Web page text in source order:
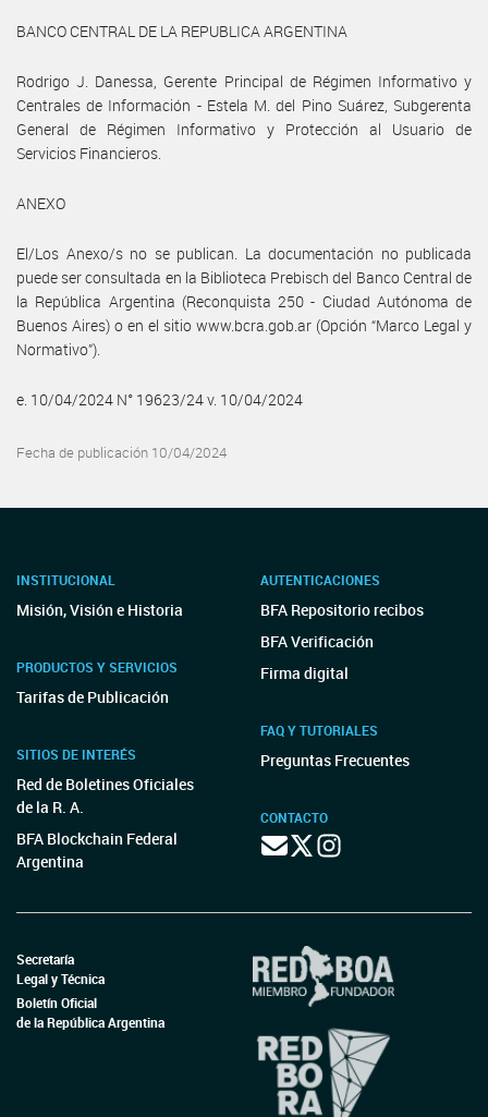
BANCO CENTRAL DE LA REPUBLICA ARGENTINA
Rodrigo J. Danessa, Gerente Principal de Régimen Informativo y
Centrales de Información - Estela M. del Pino Suárez, Subgerenta
General de Régimen Informativo y Protección al Usuario de
Servicios Financieros.
ANEXO
El/Los Anexo/s no se publican. La documentación no publicada
puede ser consultada en la Biblioteca Prebisch del Banco Central de
la República Argentina (Reconquista 250 - Ciudad Autónoma de
Buenos Aires) o en el sitio www.bcra.gob.ar (Opción “Marco Legal y
Normativo”).
e. 10/04/2024 N° 19623/24 v. 10/04/2024
Fecha de publicación 10/04/2024
INSTITUCIONAL
Misión, Visión e Historia
PRODUCTOS Y SERVICIOS
Tarifas de Publicación
SITIOS DE INTERÉS
Red de Boletines Oficiales
de la R. A.
BFA Blockchain Federal
Argentina
AUTENTICACIONES
BFA Repositorio recibos
BFA Verificación
Firma digital
FAQ Y TUTORIALES
Preguntas Frecuentes
CONTACTO
Secretaría
Legal y Técnica
Boletín Oficial
de la República Argentina